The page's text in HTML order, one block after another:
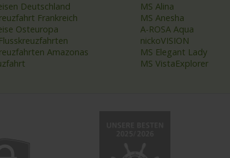
Deutschland
Frankreich
Osteuropa
Amazonas
MS Alina
MS Anesha
A-ROSA Aqua
nickoVISION
MS Elegant Lady
MS VistaExplorer